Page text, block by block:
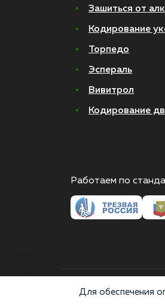
Зашиться от
Кодирование
Торпедо
Эспераль
Вивитрол
Кодирование
Работаем по
© 2026 Все права
Для обеспечения